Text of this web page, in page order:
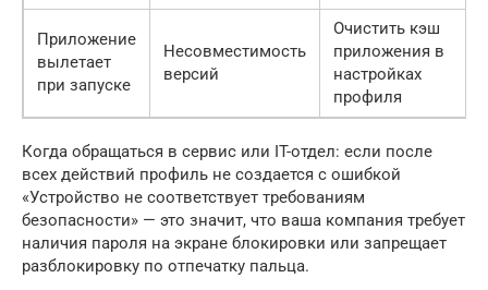
Приложение
вылетает
при запуске
Несовместимость
версий
Очистить кэш
приложения в
настройках
профиля
Когда обращаться в сервис или IT-отдел: если после
всех действий профиль не создается с ошибкой
«Устройство не соответствует требованиям
безопасности» — это значит, что ваша компания требует
наличия пароля на экране блокировки или запрещает
разблокировку по отпечатку пальца.